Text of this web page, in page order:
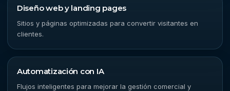
Diseño web y landing pages
Sitios y páginas optimizadas para convertir visitantes en
clientes.
Automatización con IA
Flujos inteligentes para mejorar la gestión comercial y